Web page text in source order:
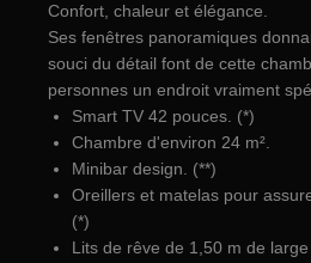
Confort, chaleur et élégance.
Ses fenêtres panoramiques
souci du détail font de cette
personnes un endroit vraiment
Smart TV 42 pouces. (*)
Chambre d'environ 24 m².
Minibar design. (**)
Oreillers et matelas pour
(*)
Lits de rêve de 1,50 m de large